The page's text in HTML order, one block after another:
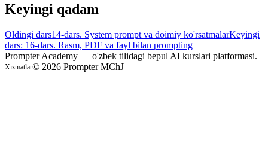
Keyingi qadam
Oldingi dars14-dars. System prompt va doimiy ko'rsatmalarKeyingi
dars: 16-dars. Rasm, PDF va fayl bilan prompting
Prompter Academy — o'zbek tilidagi bepul AI kurslari platformasi.
Xizmatlar© 2026 Prompter MChJ